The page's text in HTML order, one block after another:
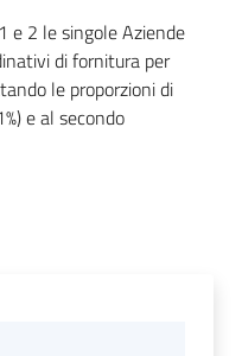
e 2 le singole Aziende
di fornitura per
le proporzioni di
e al secondo